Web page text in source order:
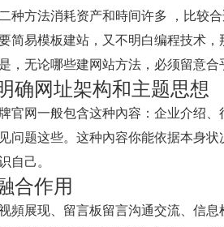
种方法消耗资产和時间许多 ，比较
简易模板建站，又不明白编程技术
，无论哪些建网站方法，必须留意
网址架构和主题思想
官网一般包含这种內容：企业介绍
问题这些。这种內容你能依据本身
自己。
作用
展现、留言板留言沟通交流、信息